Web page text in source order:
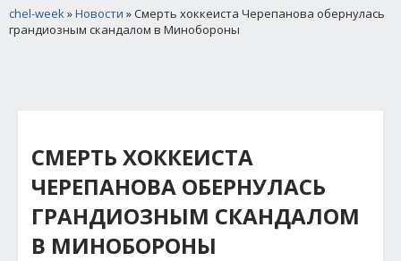
chel-week»Новости » Смерть хоккеиста Черепанова обернулась
грандиозным скандалом в Минобороны
СМЕРТЬ ХОККЕИСТА
ЧЕРЕПАНОВА ОБЕРНУЛАСЬ
ГРАНДИОЗНЫМ СКАНДАЛОМ
В МИНОБОРОНЫ